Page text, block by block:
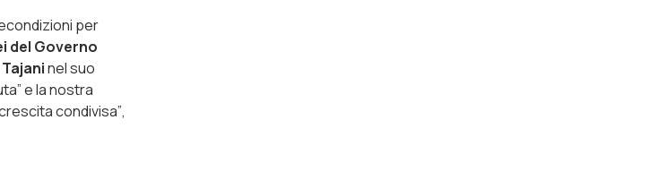
per
del Governo
nel suo
e la nostra
condivisa”,